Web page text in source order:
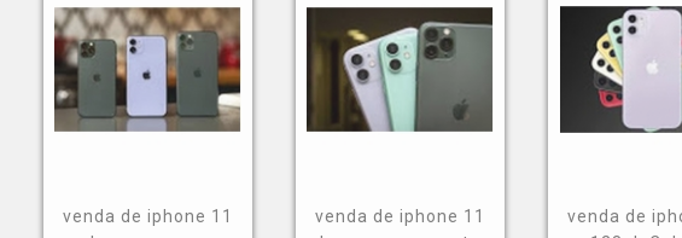
iphone 11;
iphone 12 pro 256;
iphone xr 64gb branco;
macbook air core i5;
venda de iphone 11
venda de iphone 11
venda de